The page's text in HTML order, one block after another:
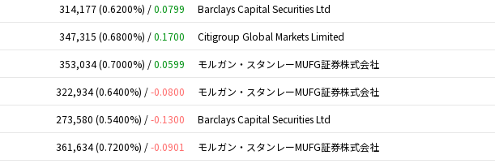
314,177 (0.6200%) /0.0799 Barclays Capital Securities Ltd
347,315 (0.6800%) /0.1700 Citigroup Global Markets Limited
353,034 (0.7000%) /0.0599 モルガン・スタンレーMUFG証券株式会社
322,934 (0.6400%) /-0.0800 モルガン・スタンレーMUFG証券株式会社
273,580 (0.5400%) /-0.1300 Barclays Capital Securities Ltd
361,634 (0.7200%) /-0.0901 モルガン・スタンレーMUFG証券株式会社